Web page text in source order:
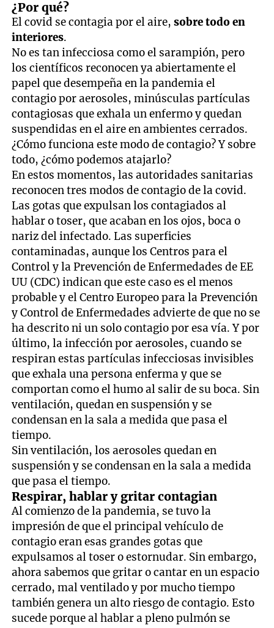
¿Por qué?
El covid se contagia por el aire,sobre todo en
interiores.
No es tan infecciosa como el sarampión, pero
los científicos reconocen ya abiertamente el
papel que desempeña en la pandemia el
contagio por aerosoles, minúsculas partículas
contagiosas que exhala un enfermo y quedan
suspendidas en el aire en ambientes cerrados.
¿Cómo funciona este modo de contagio? Y sobre
todo, ¿cómo podemos atajarlo?
En estos momentos, las autoridades sanitarias
reconocen tres modos de contagio de la covid.
Las gotas que expulsan los contagiados al
hablar o toser, que acaban en los ojos, boca o
nariz del infectado. Las superficies
contaminadas, aunque los Centros para el
Control y la Prevención de Enfermedades de EE
UU (CDC) indican que este caso es el menos
probable y el Centro Europeo para la Prevención
y Control de Enfermedades advierte de que no se
ha descrito ni un solo contagio por esa vía. Y por
último, la infección por aerosoles, cuando se
respiran estas partículas infecciosas invisibles
que exhala una persona enferma y que se
comportan como el humo al salir de su boca. Sin
ventilación, quedan en suspensión y se
condensan en la sala a medida que pasa el
tiempo.
Sin ventilación, los aerosoles quedan en
suspensión y se condensan en la sala a medida
que pasa el tiempo.
Respirar, hablar y gritar contagian
Al comienzo de la pandemia, se tuvo la
impresión de que el principal vehículo de
contagio eran esas grandes gotas que
expulsamos al toser o estornudar. Sin embargo,
ahora sabemos que gritar o cantar en un espacio
cerrado, mal ventilado y por mucho tiempo
también genera un alto riesgo de contagio. Esto
sucede porque al hablar a pleno pulmón se